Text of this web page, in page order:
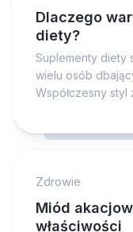
Dlaczego
diety?
Suplementy diety
wielu osób
Współczesny styl
Zdrowie
Miód
właściwości